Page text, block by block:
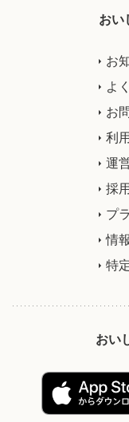
おい
お
よ
お
利
運
採
プ
情
特
おい